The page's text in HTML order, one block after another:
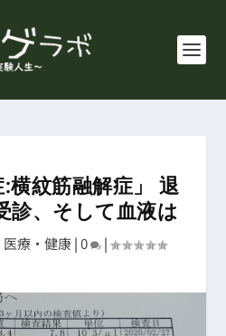
紋筋融解症」 退
診、そして血液は
医療・健康|0 |